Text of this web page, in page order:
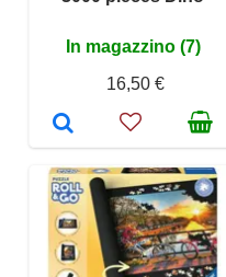
In magazzino (7)
16,50 €